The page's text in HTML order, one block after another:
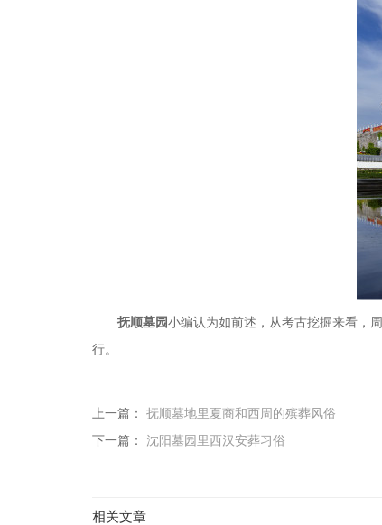
抚顺墓园小编认为如前述，从考古挖掘来看，
行。
上一篇： 抚顺墓地里夏商和西周的殡葬风俗
下一篇： 沈阳墓园里西汉安葬习俗
相关文章